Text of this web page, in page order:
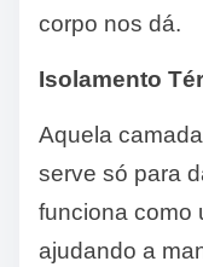
corpo nos dá.
Isolamento
Aquela
serve só para
funciona como
ajudando a